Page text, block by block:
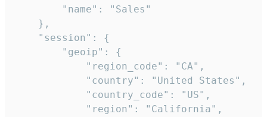
        "name": "Sales"
    },
    "session": {
        "geoip": {
            "region_code": "CA",
            "country": "United States",
            "country_code": "US",
            "region": "California",